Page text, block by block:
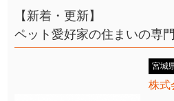
【新着・更新】
ペット愛好家の住まいの専
宮城
株式